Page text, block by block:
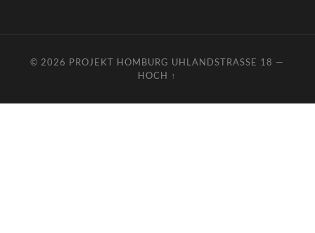
© 2026 PROJEKT HOMBURG UHLANDSTRASSE 18 —
HOCH ↑